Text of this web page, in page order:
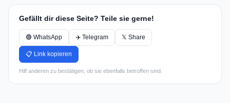
Gefällt dir diese Seite? Teile sie gerne!
🟢 WhatsApp ✈️ Telegram 𝕏 Share
📋 Link kopieren
Hilf anderen zu bestätigen, ob sie ebenfalls betroffen sind.